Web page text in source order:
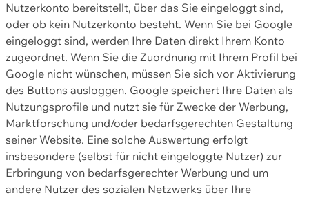
Nutzerkonto bereitstellt, über das Sie eingeloggt sind,
oder ob kein Nutzerkonto besteht. Wenn Sie bei Google
eingeloggt sind, werden Ihre Daten direkt Ihrem Konto
zugeordnet. Wenn Sie die Zuordnung mit Ihrem Profil bei
Google nicht wünschen, müssen Sie sich vor Aktivierung
des Buttons ausloggen. Google speichert Ihre Daten als
Nutzungsprofile und nutzt sie für Zwecke der Werbung,
Marktforschung und/oder bedarfsgerechten Gestaltung
seiner Website. Eine solche Auswertung erfolgt
insbesondere (selbst für nicht eingeloggte Nutzer) zur
Erbringung von bedarfsgerechter Werbung und um
andere Nutzer des sozialen Netzwerks über Ihre